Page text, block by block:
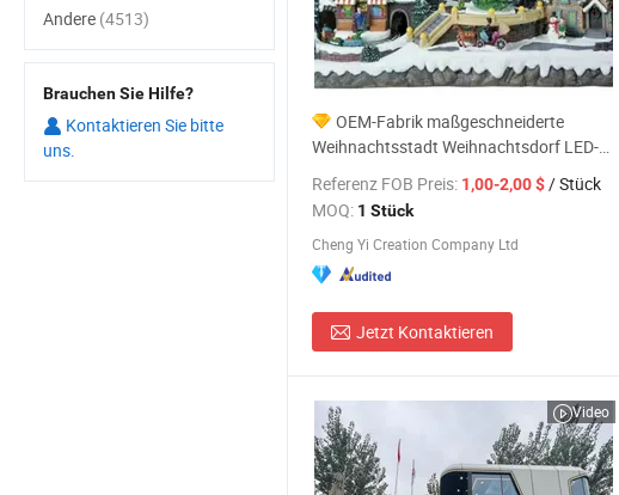
OEM-Fabrik maßgeschneiderte
Weihnachtsstadt Weihnachtsdorf LED-
Lichter Großhandelspreis
Weihnachtsdekoration Dorf
Weihnachtsmodellhäuser Hersteller in
China
Referenz FOB Preis: 1,00-2,00 $/ Stück
MOQ: 1 Stück
Cheng Yi Creation Company Ltd
Jetzt Kontaktieren
Video
Andere (4513)
Brauchen Sie Hilfe?
Kontaktieren Sie bitte
uns.